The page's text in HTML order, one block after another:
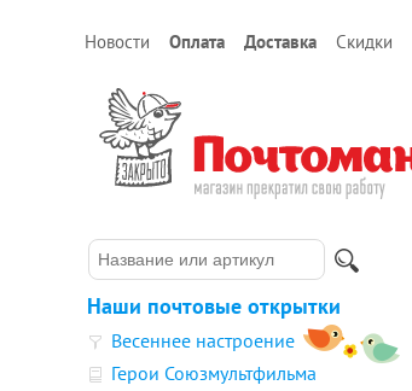
Новости Оплата Доставка Скидки
Наши почтовые открытки
Весеннее настроение
Герои Союзмультфильма